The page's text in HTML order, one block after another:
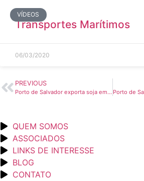
VÍDEOS
Transportes Marítimos
06/03/2020
PREVIOUS
Porto de Salvador exporta soja em contêiner para o Japão – A Tribuna On-line
QUEM SOMOS
ASSOCIADOS
LINKS DE INTERESSE
BLOG
CONTATO